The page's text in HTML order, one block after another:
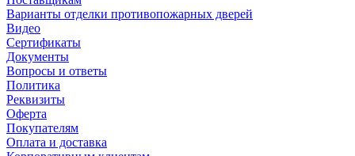
Варианты отделки противопожарных дверей
Видео
Сертификаты
Документы
Вопросы и ответы
Политика
Реквизиты
Оферта
Покупателям
Оплата и доставка